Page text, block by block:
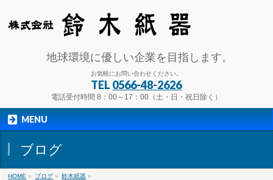
地球環境に優しい企業を目指します。
お気軽にお問い合わせください。
TEL 0566-48-2626
電話受付時間 8：00～17：00（土・日・祝日除く）
MENU
ブログ
HOME » ブログ » 鈴木紙器 »